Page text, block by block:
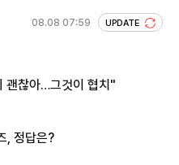
08.08 07:59 UPDATE
괜찮아…그것이 협치"
, 정답은?